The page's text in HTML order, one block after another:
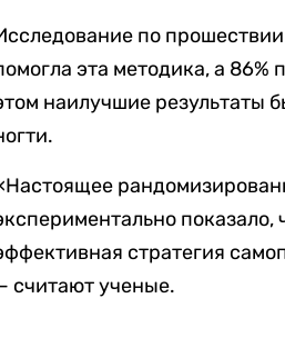
по
эта методика, а
наилучшие результаты
Настоящее
стратегия
считают ученые.